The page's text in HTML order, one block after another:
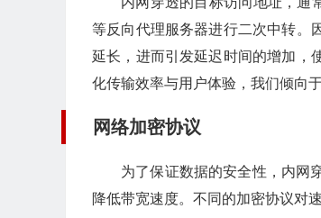
等反向代理服务器进行二次中转。
延长，进而引发延迟时间的增加，
化传输效率与用户体验，我们倾向
网络加密协议
为了保证数据的安全性，内网
降低带宽速度。不同的加密协议对